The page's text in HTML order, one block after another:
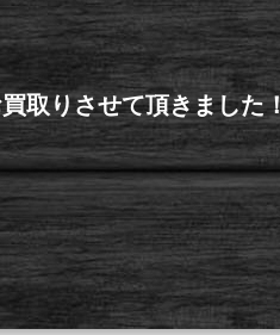
取りさせて頂きました